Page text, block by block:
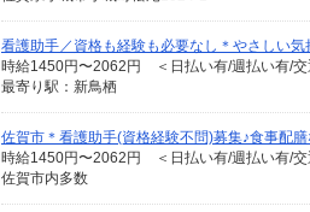
看護助手／資格も経験も必要なし＊やさしい
時給1450円〜2062円 ＜日払い有/週払い有/交
最寄り駅：新鳥栖
佐賀市＊看護助手(資格経験不問)募集♪食事配
時給1450円〜2062円 ＜日払い有/週払い有/交
佐賀市内多数